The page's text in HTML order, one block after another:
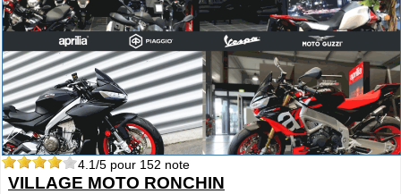
4.1/5 pour 152 note
VILLAGE MOTO RONCHIN